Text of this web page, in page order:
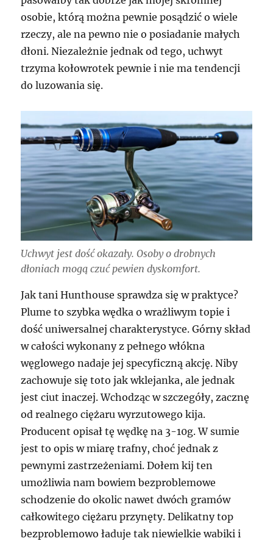
osobie, którą można pewnie posądzić o wiele
rzeczy, ale na pewno nie o posiadanie małych
dłoni. Niezależnie jednak od tego, uchwyt
trzyma kołowrotek pewnie i nie ma tendencji
do luzowania się.
Uchwyt jest dość okazały. Osoby o drobnych
dłoniach mogą czuć pewien dyskomfort.
Jak tani Hunthouse sprawdza się w praktyce?
Plume to szybka wędka o wrażliwym topie i
dość uniwersalnej charakterystyce. Górny skład
w całości wykonany z pełnego włókna
węglowego nadaje jej specyficzną akcję. Niby
zachowuje się toto jak wklejanka, ale jednak
jest ciut inaczej. Wchodząc w szczegóły, zacznę
od realnego ciężaru wyrzutowego kija.
Producent opisał tę wędkę na 3-10g. W sumie
jest to opis w miarę trafny, choć jednak z
pewnymi zastrzeżeniami. Dołem kij ten
umożliwia nam bowiem bezproblemowe
schodzenie do okolic nawet dwóch gramów
całkowitego ciężaru przynęty. Delikatny top
bezproblemowo ładuje tak niewielkie wabiki i